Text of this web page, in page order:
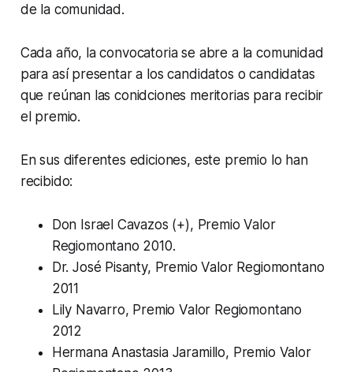
de la comunidad.
Cada año, la convocatoria se abre a la comunidad
para así presentar a los candidatos o candidatas
que reúnan las conidciones meritorias para recibir
el premio.
En sus diferentes ediciones, este premio lo han
recibido:
Don Israel Cavazos (+), Premio Valor
Regiomontano 2010.
Dr. José Pisanty, Premio Valor Regiomontano
2011
Lily Navarro, Premio Valor Regiomontano
2012
Hermana Anastasia Jaramillo, Premio Valor